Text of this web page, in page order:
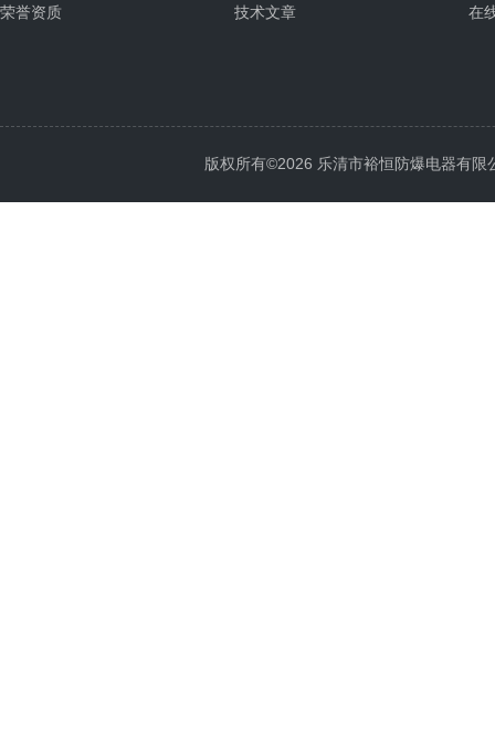
荣誉资质
技术文章
在
版权所有©2026 乐清市裕恒防爆电器有